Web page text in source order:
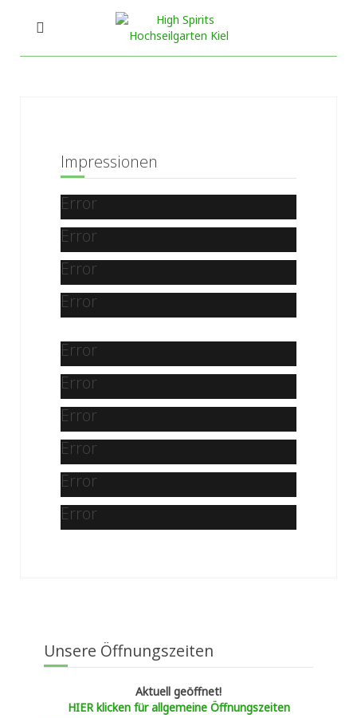
Impressionen
Error
Error
Error
Error
Error
Error
Error
Error
Error
Error
Unsere Öffnungszeiten
Aktuell geöffnet!
HIER klicken für allgemeine Öffnungszeiten